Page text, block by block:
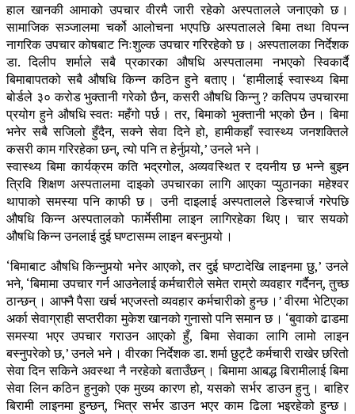
हाल खानकी आमाको उपचार वीरमै जारी रहेको अस्पतालले जनाएको छ ।
सामाजिक सञ्जालमा चर्को आलोचना भएपछि अस्पतालले बिमा तथा विपन्न
नागरिक उपचार कोषबाट निःशुल्क उपचार गरिरहेको छ । अस्पतालका निर्देशक
डा. दिलीप शर्माले सबै प्रकारका औषधि अस्पतालमा नभएको स्विकार्दै
बिमाबापतको सबै औषधि किन्न कठिन हुने बताए । ‘हामीलाई स्वास्थ्य बिमा
बोर्डले ३० करोड भुक्तानी गरेको छैन, कसरी औषधि किन्नु ? कतिपय उपचारमा
प्रयोग हुने औषधि स्वतः महँगो पर्छ । तर, बिमाको भुक्तानी भएको छैन । बिमा
भनेर सबै सजिलो हुँदैन, सक्ने सेवा दिने हो, हामीकहाँ स्वास्थ्य जनशक्तिले
कसरी काम गरिरहेका छन्, त्यो पनि त हेर्नुपर्‍यो,’ उनले भने ।
स्वास्थ्य बिमा कार्यक्रम कति भद्रगोल, अव्यवस्थित र दयनीय छ भन्ने बुझ्न
त्रिवि शिक्षण अस्पतालमा दाइको उपचारका लागि आएका प्युठानका महेश्वर
थापाको समस्या पनि काफी छ । उनी दाइलाई अस्पतालले डिस्चार्ज गरेपछि
औषधि किन्न अस्पतालको फार्मेसीमा लाइन लागिरहेका थिए । चार सयको
औषधि किन्न उनलाई दुई घण्टासम्म लाइन बस्नुपर्‍यो ।
‘बिमाबाट औषधि किन्नुपर्‍यो भनेर आएको, तर दुई घण्टादेखि लाइनमा छु,’ उनले
भने, ‘बिमामा उपचार गर्न आउनेलाई कर्मचारीले समेत राम्रो व्यवहार गर्दैनन्, तुच्छ
ठान्छन् । आफ्नै पैसा खर्च भएजस्तो व्यवहार कर्मचारीको हुन्छ ।’ वीरमा भेटिएका
अर्का सेवाग्राही सप्तरीका मुकेश खानको गुनासो पनि समान छ । ‘बुवाको ढाडमा
समस्या भएर उपचार गराउन आएको हुँ, बिमा सेवाका लागि लामो लाइन
बस्नुपरेको छ,’ उनले भने । वीरका निर्देशक डा. शर्मा छुट्टै कर्मचारी राखेर छरितो
सेवा दिन सकिने अवस्था नै नरहेको बताउँछन् । बिमामा आबद्ध बिरामीलाई बिमा
सेवा लिन कठिन हुनुको एक मुख्य कारण हो, यसको सर्भर डाउन हुनु । बाहिर
बिरामी लाइनमा हुन्छन्, भित्र सर्भर डाउन भएर काम ढिला भइरहेको हुन्छ ।